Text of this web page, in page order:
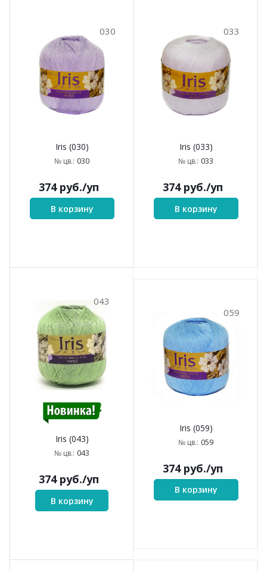
030
Iris (030)
№ цв.: 030
374руб./уп
В корзину
033
Iris (033)
№ цв.: 033
374руб./уп
В корзину
043
Iris (043)
№ цв.: 043
374руб./уп
В корзину
059
Iris (059)
№ цв.: 059
374руб./уп
В корзину